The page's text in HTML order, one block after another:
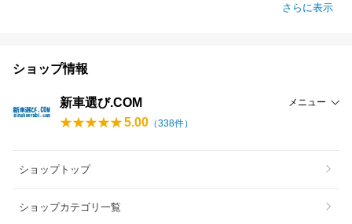
さらに表示
ショップ情報
新車選び.COM メニュー
5.00 （338件）
ショップトップ
ショップカテゴリ一覧